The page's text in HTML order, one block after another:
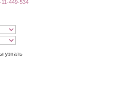
11-449-534
узнать